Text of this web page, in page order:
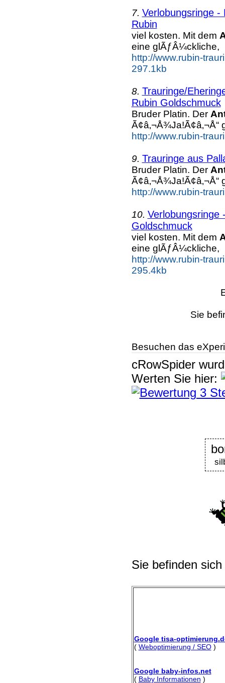
7. Verlobungsringe -
Rubin
viel kosten. Mit dem
eine glÃƒÂ¼ckliche,
http://www.rubin-
297.1kb
8. Trauringe/
Rubin Goldschmuck
Bruder Platin. Der
Ã¢â‚¬Å¾Ja!Ã¢â‚¬Å“
http://www.rubin-
9. Trauringe aus
Bruder Platin. Der
Ã¢â‚¬Å¾Ja!Ã¢â‚¬Å“
http://www.rubin-
10. Verlobungsringe
Goldschmuck
viel kosten. Mit dem
eine glÃƒÂ¼ckliche,
http://www.rubin-
295.4kb
Sie
Besuchen das
cRowSpider
Werten Sie hier:
Sie befinden
Google tisa-
( Weboptimierung / SEO)
Google baby-infos.net
( Baby Informationen )